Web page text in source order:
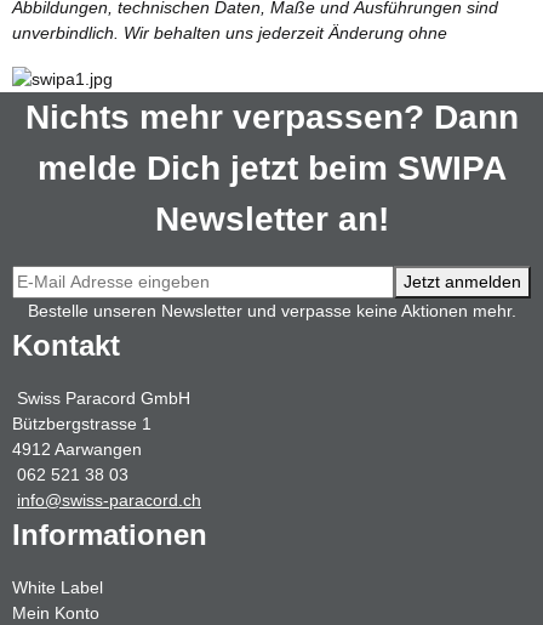
Abbildungen, technischen Daten, Maße und Ausführungen sind
unverbindlich. Wir behalten uns jederzeit Änderung ohne
Nichts mehr verpassen? Dann
melde Dich jetzt beim SWIPA
Newsletter an!
Jetzt anmelden
Bestelle unseren Newsletter und verpasse keine Aktionen mehr.
Kontakt
Swiss Paracord GmbH
Bützbergstrasse 1
4912 Aarwangen
062 521 38 03
info@swiss-paracord.ch
Informationen
White Label
Mein Konto